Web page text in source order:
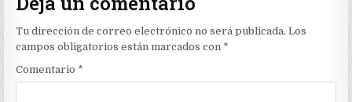
Tu dirección de correo electrónico no será publicada. Los
campos obligatorios están marcados con *
Comentario *